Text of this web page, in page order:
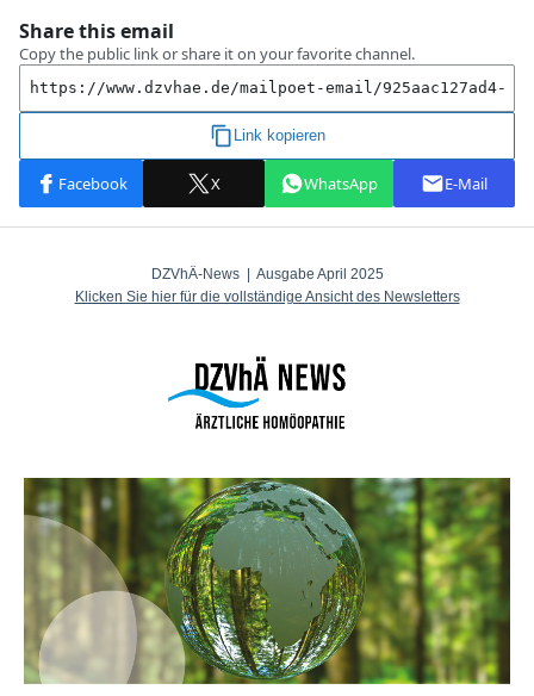
DZVhÄ-News | Ausgabe April 2025
Klicken Sie hier für die vollständige Ansicht des Newsletters